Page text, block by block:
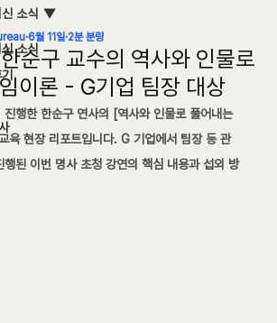
소식
소식
순구 교수의 역사와 인물로
이론 - G기업 팀장 대상
6월 11일 2분 분량
진행한 한순구 연사의 [역사와 인물로 풀어내는
육 현장 리포트입니다. G 기업에서 팀장 등 관
행된 이번 명사 초청 강연의 핵심 내용과 섭외 방